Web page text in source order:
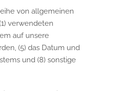
von allgemeinen
verwendeten
auf unsere
(5) das Datum und
und (8) sonstige